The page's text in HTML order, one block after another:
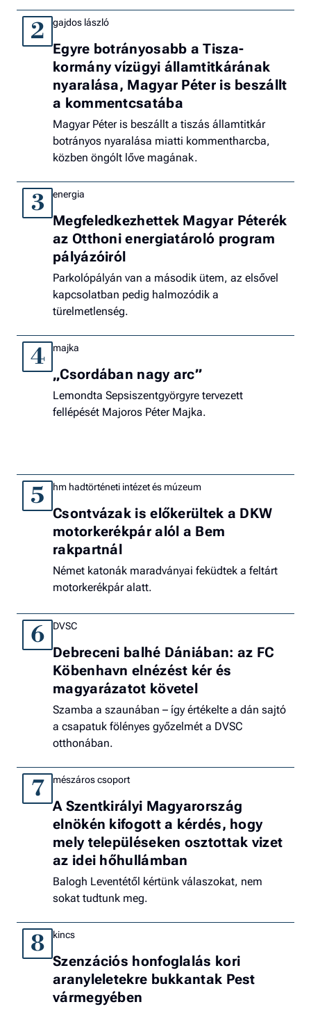
2 gajdos lászló
Egyre botrányosabb a Tisza-
kormány vízügyi államtitkárának
nyaralása, Magyar Péter is beszállt
a kommentcsatába
Magyar Péter is beszállt a tiszás államtitkár
botrányos nyaralása miatti kommentharcba,
közben öngólt lőve magának.
3 energia
Megfeledkezhettek Magyar Péterék
az Otthoni energiatároló program
pályázóiról
Parkolópályán van a második ütem, az elsővel
kapcsolatban pedig halmozódik a
türelmetlenség.
4 majka
„Csordában nagy arc”
Lemondta Sepsiszentgyörgyre tervezett
fellépését Majoros Péter Majka.
5 hm hadtörténeti intézet és múzeum
Csontvázak is előkerültek a DKW
motorkerékpár alól a Bem
rakpartnál
Német katonák maradványai feküdtek a feltárt
motorkerékpár alatt.
6 DVSC
Debreceni balhé Dániában: az FC
Köbenhavn elnézést kér és
magyarázatot követel
Szamba a szaunában – így értékelte a dán sajtó
a csapatuk fölényes győzelmét a DVSC
otthonában.
7 mészáros csoport
A Szentkirályi Magyarország
elnökén kifogott a kérdés, hogy
mely településeken osztottak vizet
az idei hőhullámban
Balogh Leventétől kértünk válaszokat, nem
sokat tudtunk meg.
8 kincs
Szenzációs honfoglalás kori
aranyleletekre bukkantak Pest
vármegyében